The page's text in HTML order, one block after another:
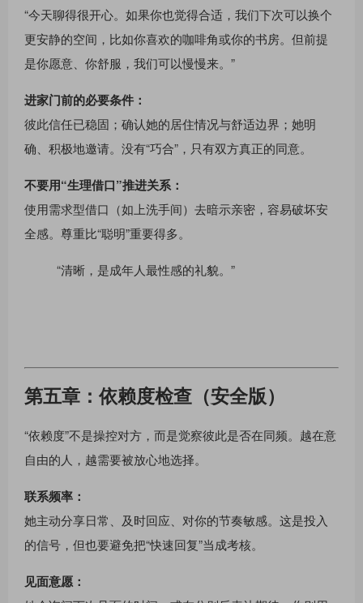
“今天聊得很开心。如果你也觉得合适，我们下次可以换个
更安静的空间，比如你喜欢的咖啡角或你的书房。但前提
是你愿意、你舒服，我们可以慢慢来。”
进家门前的必要条件：
彼此信任已稳固；确认她的居住情况与舒适边界；她明
确、积极地邀请。没有“巧合”，只有双方真正的同意。
不要用“生理借口”推进关系：
使用需求型借口（如上洗手间）去暗示亲密，容易破坏安
全感。尊重比“聪明”重要得多。
“清晰，是成年人最性感的礼貌。”
第五章：依赖度检查（安全版）
“依赖度”不是操控对方，而是觉察彼此是否在同频。越在意
自由的人，越需要被放心地选择。
联系频率：
她主动分享日常、及时回应、对你的节奏敏感。这是投入
的信号，但也要避免把“快速回复”当成考核。
见面意愿：